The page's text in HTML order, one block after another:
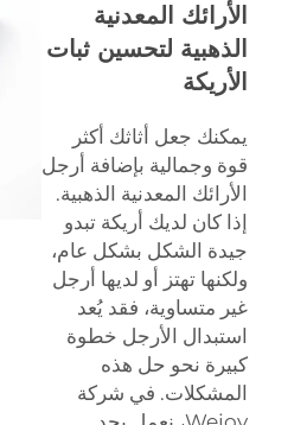
الأرائك المعدنية
الذهبية لتحسين ثبات
الأريكة
يمكنك جعل أثاثك أكثر
قوة وجمالية بإضافة أرجل
الأرائك المعدنية الذهبية.
إذا كان لديك أريكة تبدو
جيدة الشكل بشكل عام،
ولكنها تهتز أو لديها أرجل
غير متساوية، فقد يُعد
استبدال الأرجل خطوة
كبيرة نحو حل هذه
المشكلات. في شركة